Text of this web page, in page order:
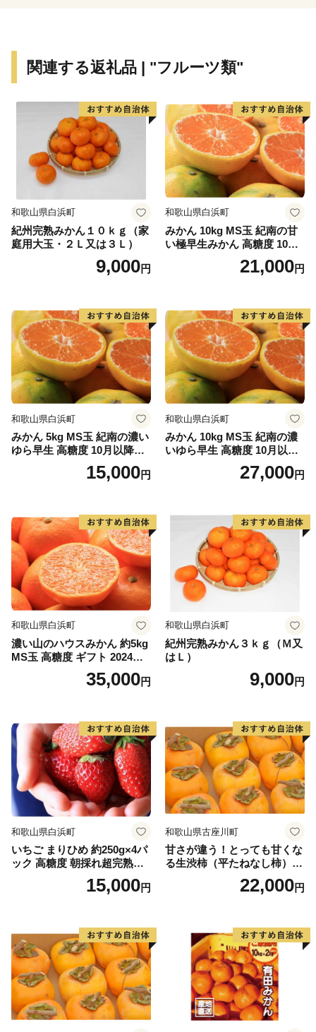
印南町では、1億円事業として人材育成のため「かえる
推進事業」を財源に全国に類を見ない「かえる」をテー
マとしたユニークな橋（かえる橋）を建設しました。多
くの人々を招き入れ、町発展への願いを込めたもので
す。『努力、忍耐、飛躍』を象徴する ”柳に跳びつくか
える”（小野道風）をイメージし、「考える」「人をか
える」「町をかえる」「古里へかえる」「栄える」とい
う5つの”かえる”にひっかけ、ネーミングしています。
農業は、温暖な気候を活かし、ミニトマトなど野菜を中
の伊勢エビ等を対象とした刺し網漁業とアワビ、トコブ
シ、海草等の採貝漁業がおこなわれ、沖合ではイサキ、
タイ等を対象とした一本釣りやイワシ等を対象とした敷
き網（棒受け網）漁業、タチウオ、フグ等を対象とした
延べ縄漁業など、農林水産業が盛んな町です。
【印南祭り】
印南町を祭り一色に染める「印南祭り」。毎年10月2
日、日高地方の秋祭りのトップを切って行われる、宇杉
八幡と山口八幡両神社の合同秋季祭礼です。
川に飛び込み、祭装束の男衆が肩まで水につかりながら
川を渡る勇ましい祭り。一方の山口八幡神社の祭礼は6
台の屋台と神輿が登場。屋台をぶつけ合いながら印南港
まで御渡、浜辺では雑賀踊りや奴踊り、獅子舞が奉納さ
れます。
関連する返礼品 | "フルーツ類"
和歌山県白浜町
紀州完熟みかん１０ｋｇ（家
庭用大玉・２Ｌ又は３Ｌ）
9,000円
和歌山県白浜町
みかん 10kg MS玉 紀南の甘
い極早生みかん 高糖度 10月
以降発送 マルチ被覆栽培
21,000円
和歌山県白浜町
みかん 5kg MS玉 紀南の濃い
ゆら早生 高糖度 10月以降発
送 マルチ被覆栽培15,000円
和歌山県白浜町
みかん 10kg MS玉 紀南の濃
いゆら早生 高糖度 10月以降
発送 マルチ被覆栽培27,000円
和歌山県白浜町
濃い山のハウスみかん 約5kg
MS玉 高糖度 ギフト 2024年7
35,000円
和歌山県白浜町
紀州完熟みかん３ｋｇ（Ｍ又
はＬ）
9,000円
和歌山県白浜町
いちご まりひめ 約250g×4パ
ック 高糖度 朝採れ超完熟ま
りひめ 1月以降発送分
15,000円
和歌山県古座川町
甘さが違う！とっても甘くな
る生渋柿（平たねなし柿）吊
ップ付約4.5～5kg 約24～30
22,000円